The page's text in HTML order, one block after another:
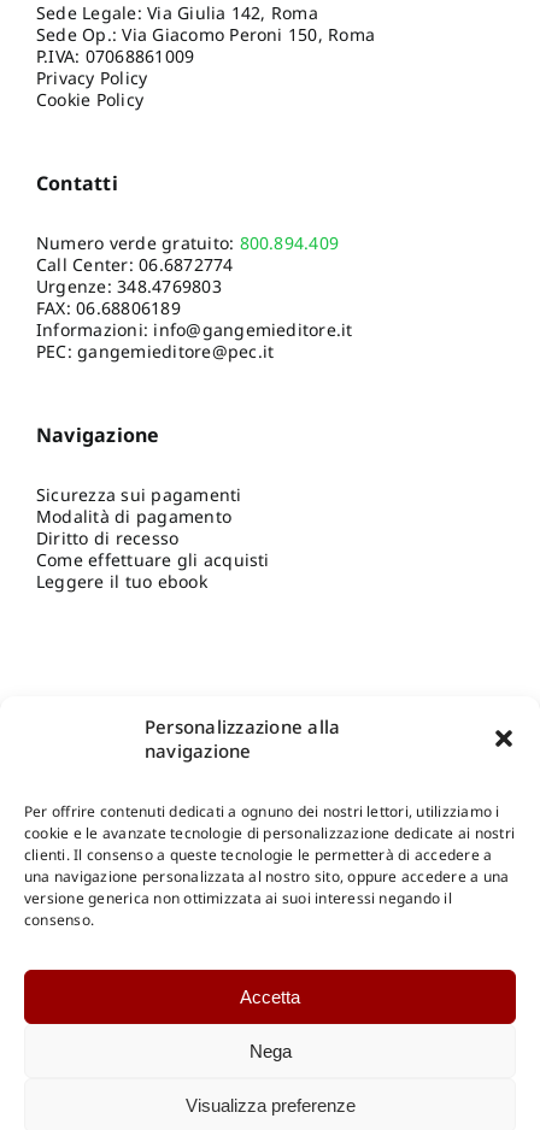
Personalizzazione alla
navigazione
Per offrire contenuti dedicati a ognuno dei nostri lettori, utilizziamo i
cookie e le avanzate tecnologie di personalizzazione dedicate ai nostri
clienti. Il consenso a queste tecnologie le permetterà di accedere a
una navigazione personalizzata al nostro sito, oppure accedere a una
versione generica non ottimizzata ai suoi interessi negando il
consenso.
Accetta
Nega
Visualizza preferenze
Sede Legale: Via Giulia 142, Roma
Sede Op.: Via Giacomo Peroni 150, Roma
P.IVA: 07068861009
Privacy Policy
Cookie Policy
Contatti
Numero verde gratuito: 800.894.409
Call Center:06.6872774
Urgenze:348.4769803
FAX: 06.68806189
Informazioni: info@gangemieditore.it
PEC: gangemieditore@pec.it
Navigazione
Sicurezza sui pagamenti
Modalità di pagamento
Diritto di recesso
Come effettuare gli acquisti
Leggere il tuo ebook
Shop Gangemi Editore-Pagamenti Sicuri e anche Rateali
Catalogo Online
Catalogo Internazionale
DOWNLOAD
Catalogo Internazionale